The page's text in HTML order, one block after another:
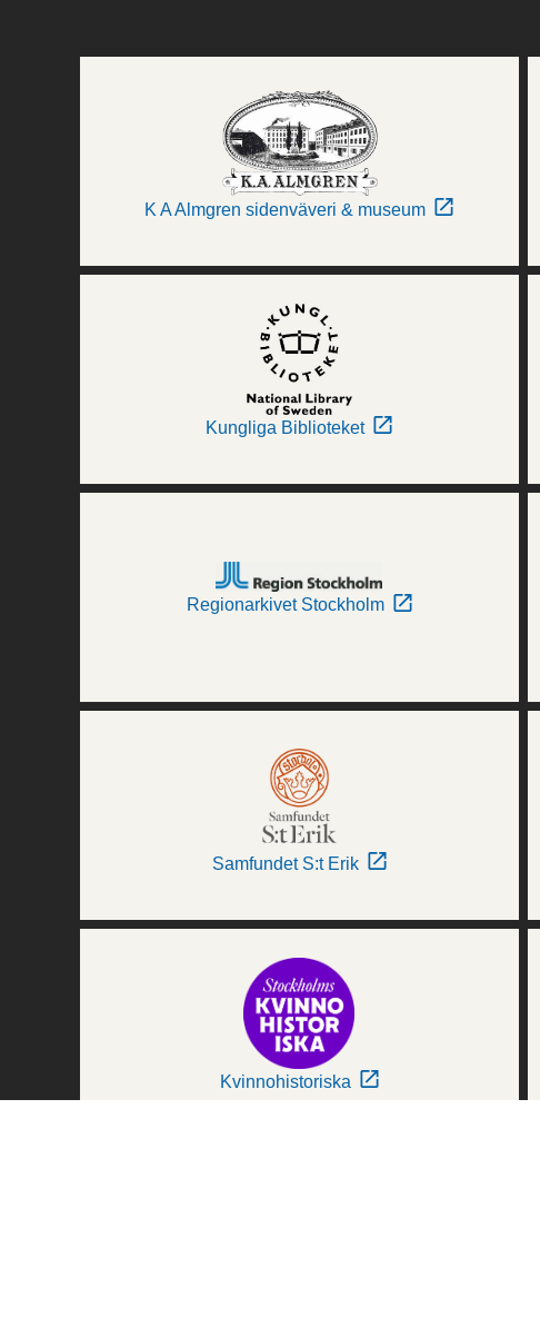
K A Almgren sidenväveri & museum
Kungliga Biblioteket
Regionarkivet Stockholm
Samfundet S:t Erik
Kvinnohistoriska